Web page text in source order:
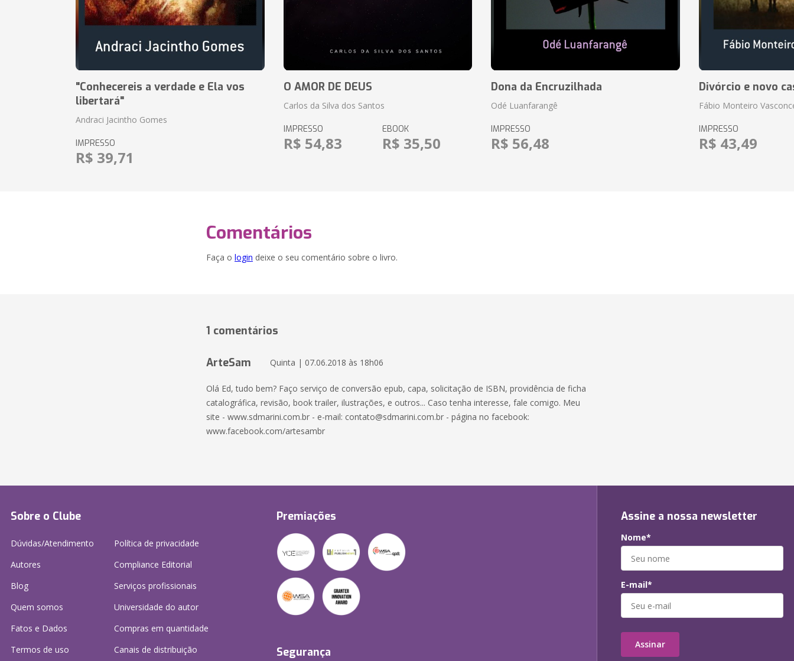
"Conhecereis a verdade e Ela vos
libertará"
Andraci Jacintho Gomes
IMPRESSO
R$ 39,71
O AMOR DE DEUS
Carlos da Silva dos Santos
IMPRESSO
R$ 54,83
EBOOK
R$ 35,50
Dona da Encruzilhada
Odé Luanfarangê
IMPRESSO
R$ 56,48
Divórcio e novo
Fábio Monteiro
IMPRESSO
R$ 43,49
Comentários
Faça o login deixe o seu comentário sobre o livro.
1 comentários
ArteSam Quinta | 07.06.2018 às 18h06
Olá Ed, tudo bem? Faço serviço de conversão epub, capa, solicitação de ISBN, providência de ficha
catalográfica, revisão, book trailer, ilustrações, e outros... Caso tenha interesse, fale comigo. Meu
site - www.sdmarini.com.br - e-mail: contato@sdmarini.com.br - página no facebook:
www.facebook.com/artesambr
Sobre o Clube
Dúvidas/Atendimento
Autores
Blog
Quem somos
Fatos e Dados
Termos de uso
Política de privacidade
Compliance Editorial
Serviços profissionais
Universidade do autor
Compras em quantidade
Canais de distribuição
Premiações
Segurança
Assine a nossa newsletter
Nome*
E-mail*
Assinar